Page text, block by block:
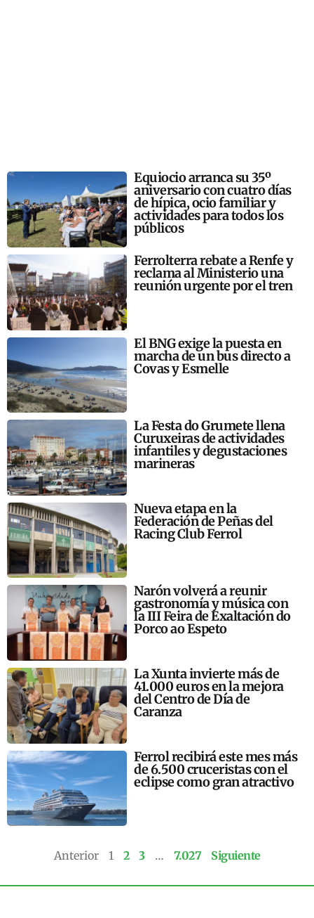
Equiocio arranca su 35º
aniversario con cuatro días
de hípica, ocio familiar y
actividades para todos los
públicos
Ferrolterra rebate a Renfe y
reclama al Ministerio una
reunión urgente por el tren
El BNG exige la puesta en
marcha de un bus directo a
Covas y Esmelle
La Festa do Grumete llena
Curuxeiras de actividades
infantiles y degustaciones
marineras
Nueva etapa en la
Federación de Peñas del
Racing Club Ferrol
Narón volverá a reunir
gastronomía y música con
la III Feira de Exaltación do
Porco ao Espeto
La Xunta invierte más de
41.000 euros en la mejora
del Centro de Día de
Caranza
Ferrol recibirá este mes más
de 6.500 cruceristas con el
eclipse como gran atractivo
Anterior 1 2 3 … 7.027 Siguiente